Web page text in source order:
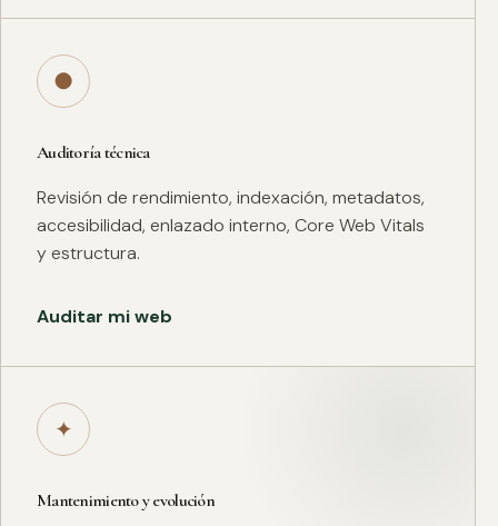
●
Auditoría técnica
Revisión de rendimiento, indexación, metadatos,
accesibilidad, enlazado interno, Core Web Vitals
y estructura.
Auditar mi web
✦
Mantenimiento y evolución